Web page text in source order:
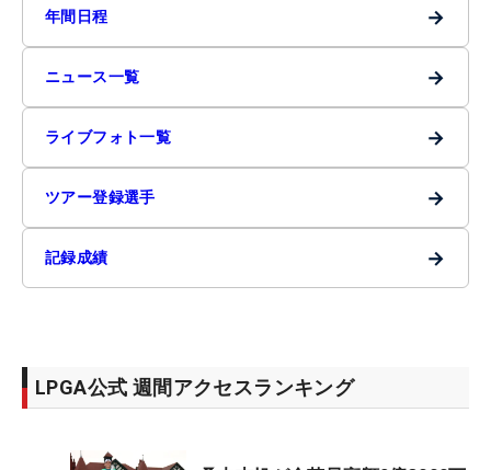
年間日程 →
ニュース一覧 →
ライブフォト一覧 →
ツアー登録選手 →
記録成績 →
LPGA公式 週間アクセスランキング